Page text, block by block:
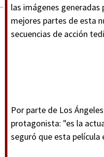
las imágenes
mejores partes de esta
secuencias de acción
Por parte de Los
protagonista: "es la
seguró que esta película